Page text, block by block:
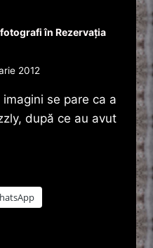
în Rezervația
2012
se pare ca a
după ce au avut